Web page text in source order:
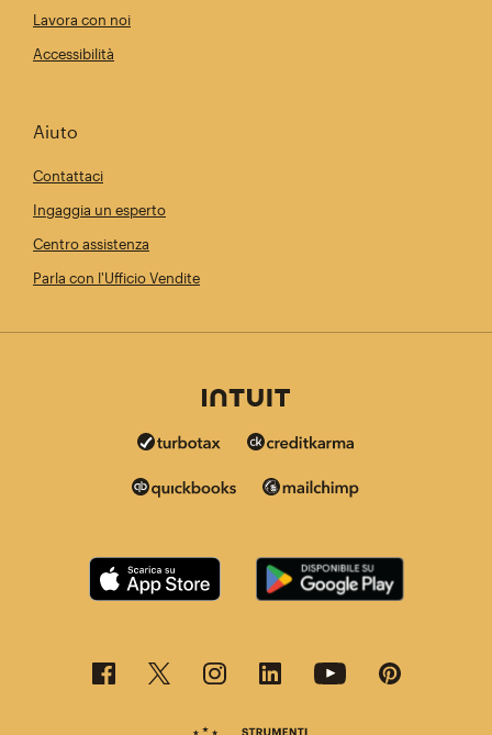
Lavora con noi
Accessibilità
Aiuto
Contattaci
Ingaggia un esperto
Centro assistenza
Parla con l'Ufficio Vendite